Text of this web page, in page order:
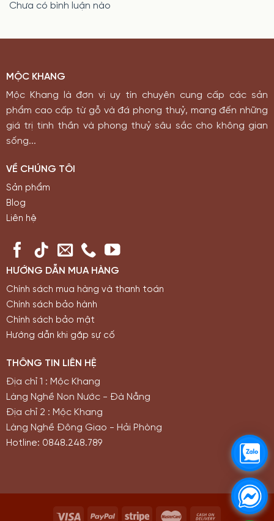
Chưa có bình luận nào
MỘC KHANG
Mộc Khang là đơn vị uy tín chuyên cung cấp các sản
phẩm cao cấp từ gỗ và đá phong thuỷ, mang đến những
giá trị tinh thần và phong thuỷ sâu sắc cho không gian
sống...
VỀ CHÚNG TÔI
Sản phẩm
Blog
Liên hệ
HƯỚNG DẪN MUA HÀNG
Chính sách mua hàng và thanh toán
Chính sách bảo hành
Chính sách bảo mật
Hướng dẫn khi gặp sự cố
THÔNG TIN LIÊN HỆ
Địa chỉ 1 : Mộc Khang
Làng Nghề Non Nước - Đà Nẵng
Địa chỉ 2 : Mộc Khang
Làng Nghề Đông Giao - Hải Phòng
Hotline: 0848.248.789